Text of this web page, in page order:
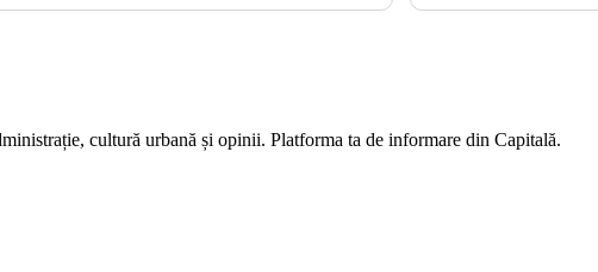
cultură urbană și opinii. Platforma ta de informare din Capitală.